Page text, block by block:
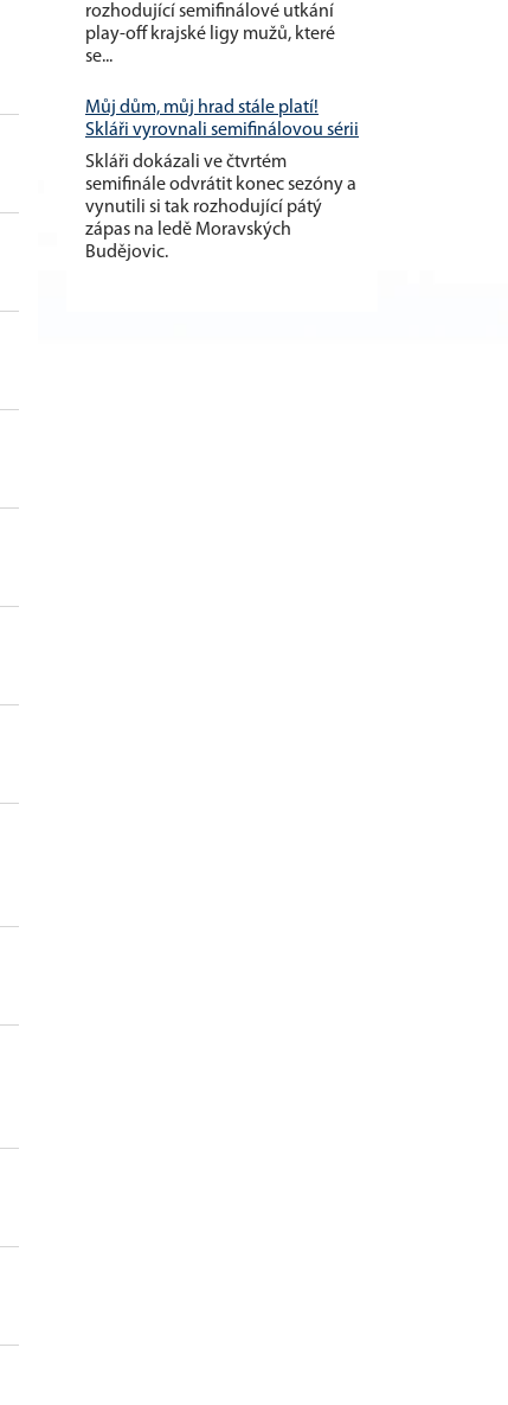
rozhodující semifinálové utkání
play-off krajské ligy mužů, které
se...
Můj dům, můj hrad stále platí!
Skláři vyrovnali semifinálovou sérii
Skláři dokázali ve čtvrtém
semifinále odvrátit konec sezóny a
vynutili si tak rozhodující pátý
zápas na ledě Moravských
Budějovic.